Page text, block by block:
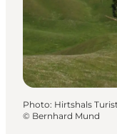
Planifiez
Photo: Hirtshals
© Bernhard Mund